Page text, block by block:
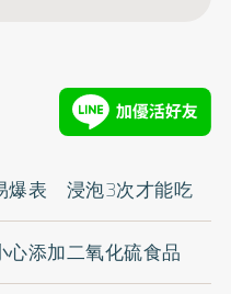
爆表 浸泡3次才能吃
添加二氧化硫食品